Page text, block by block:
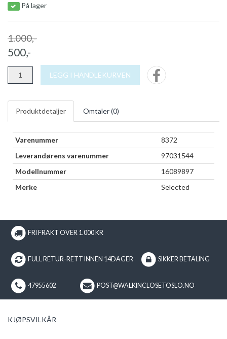
På lager
1.000,-
500,-
LEGG I HANDLEKURVEN
Produktdetaljer Omtaler (0)
Varenummer
8372
Leverandørens varenummer
97031544
Modellnummer
16089897
Merke
Selected
FRI FRAKT OVER 1.000 KR
FULL RETUR-RETT INNEN 14DAGER SIKKER BETALING
47955602 POST@WALKINCLOSETOSLO.NO
KJØPSVILKÅR